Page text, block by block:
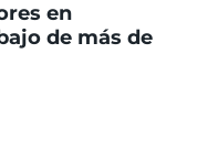
en
de más de